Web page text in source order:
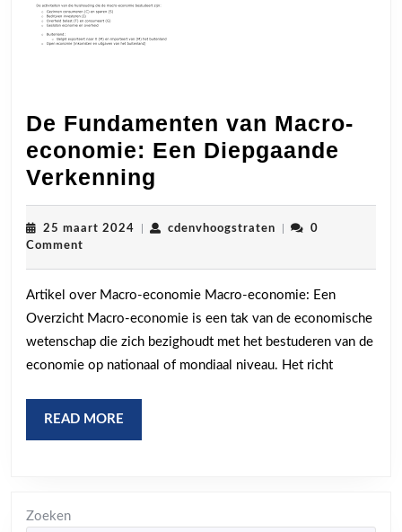
De Fundamenten van Macro-
economie: Een Diepgaande
Verkenning
Fundamenten
van
economie:
Een
Diepgaande
Verkenning
25 maart 2024 25
cdenvhoogstratencdenvhoogstraten
0
Comment
Artikel over Macro-economie Macro-economie: Een
Overzicht Macro-economie is een tak van de economische
wetenschap die zich bezighoudt met het bestuderen van de
economie op nationaal of mondiaal niveau. Het richt
READ MORE
MORE
Zoeken